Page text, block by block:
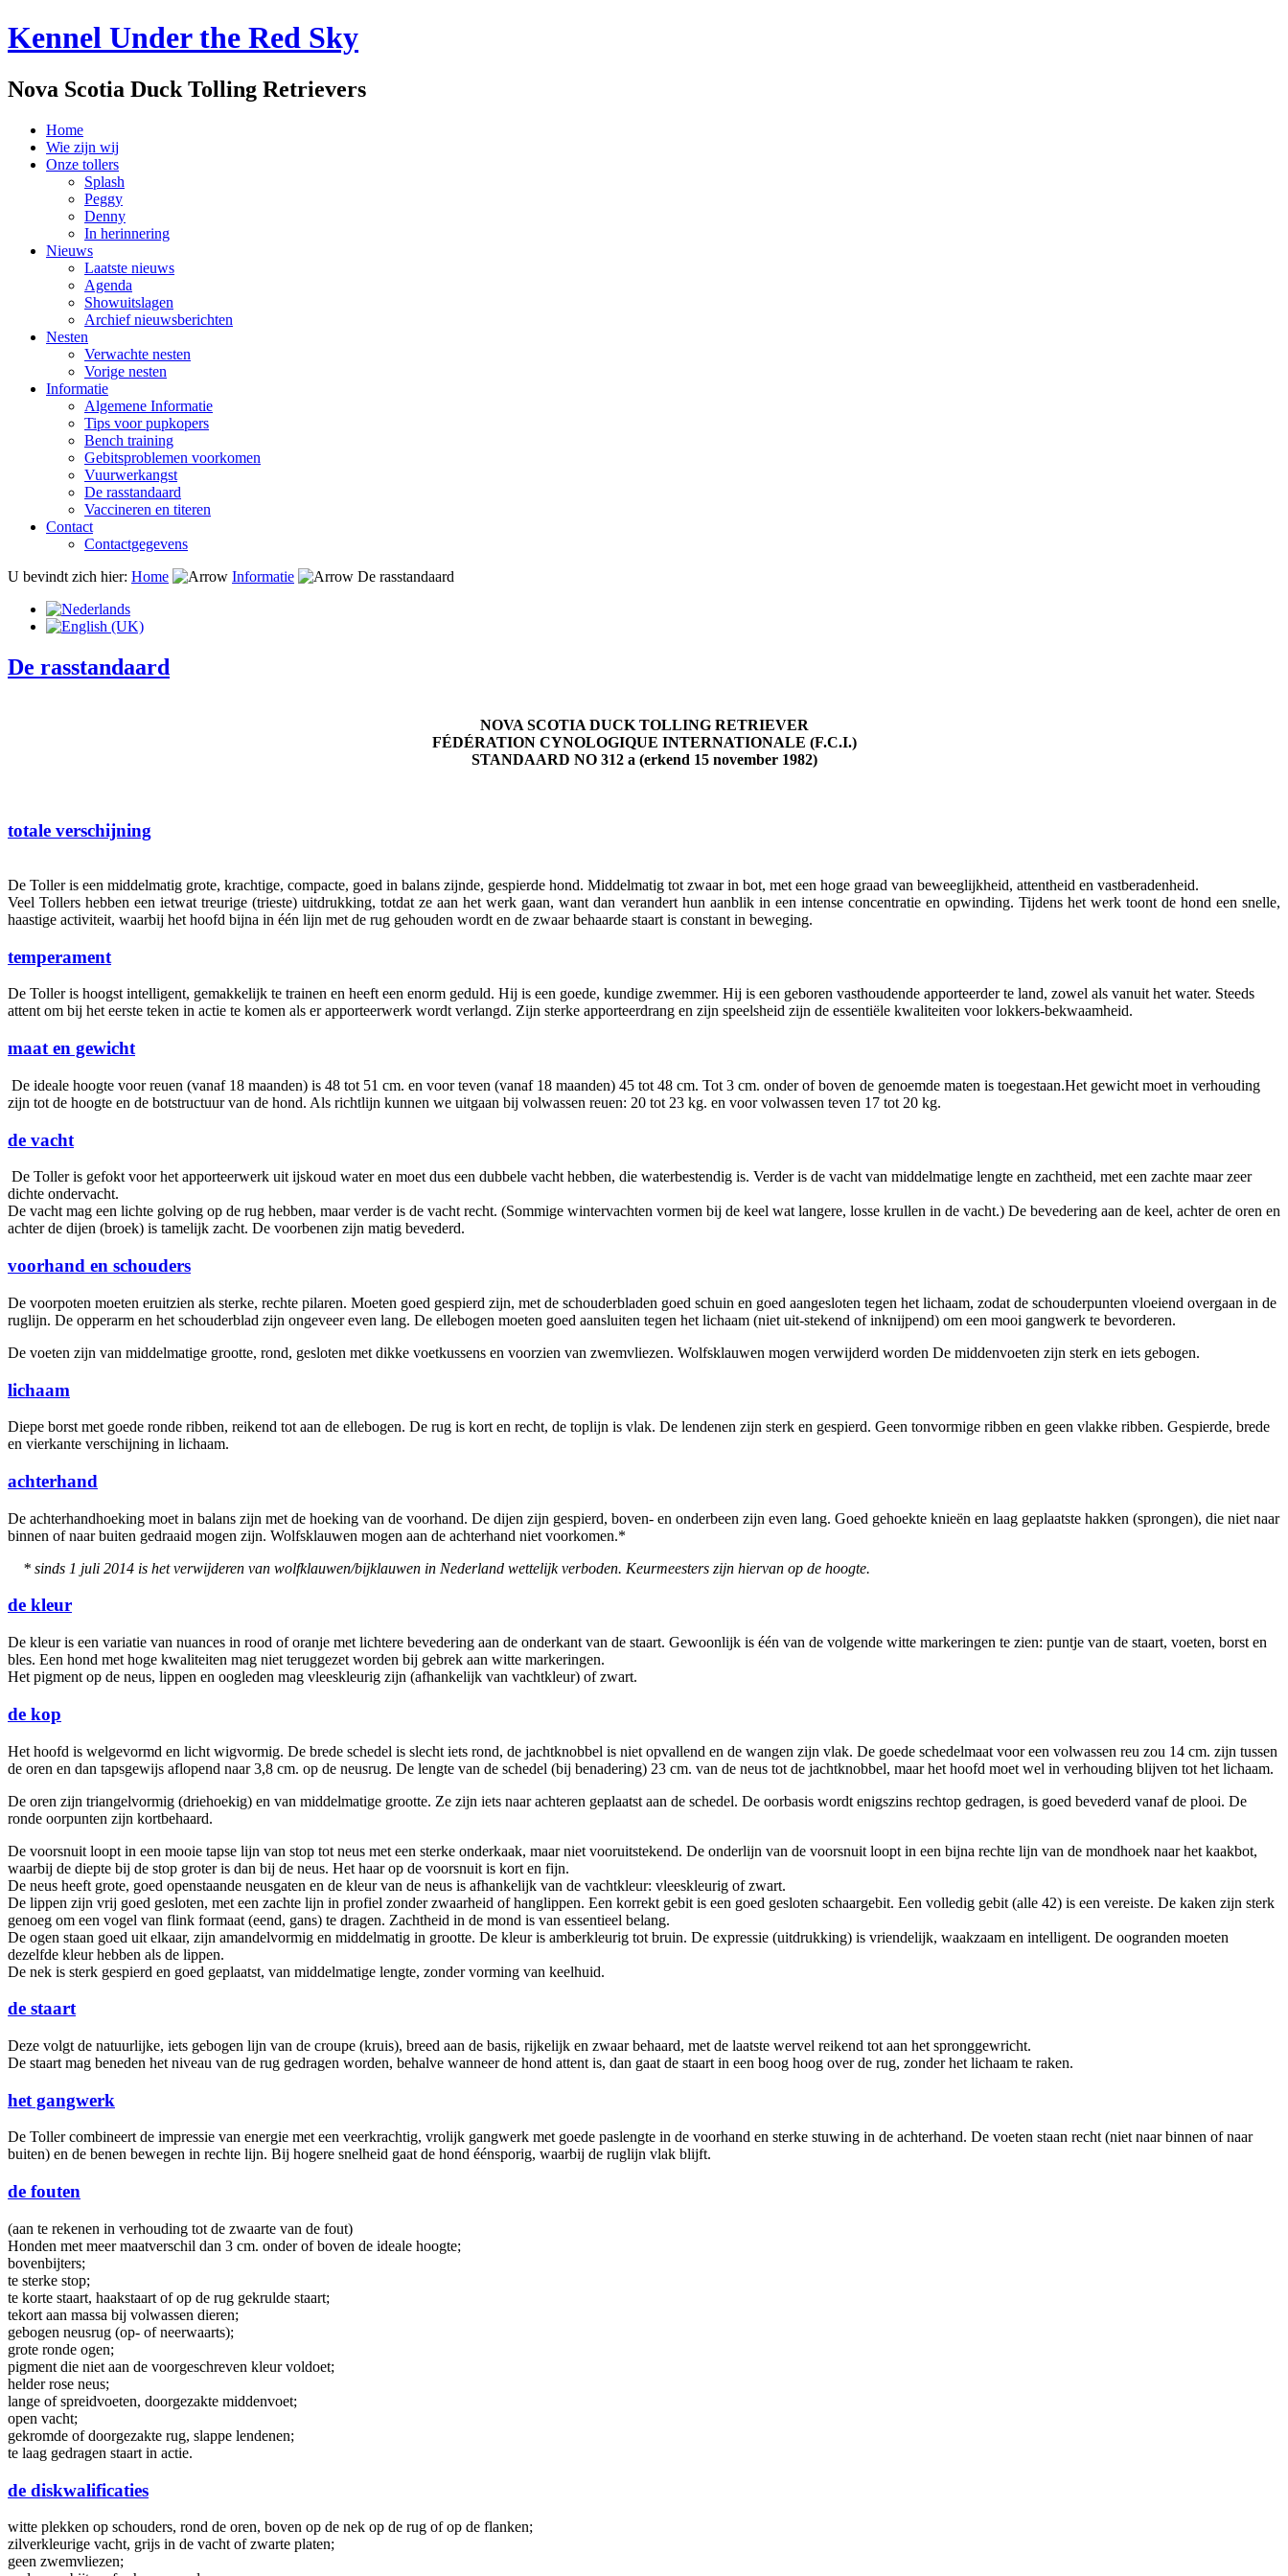
Kennel Under the Red Sky
Nova Scotia Duck Tolling Retrievers
Home
Wie zijn wij
Onze tollers
Splash
Peggy
Denny
In herinnering
Nieuws
Laatste nieuws
Agenda
Showuitslagen
Archief nieuwsberichten
Nesten
Verwachte nesten
Vorige nesten
Informatie
Algemene Informatie
Tips voor pupkopers
Bench training
Gebitsproblemen voorkomen
Vuurwerkangst
De rasstandaard
Vaccineren en titeren
Contact
Contactgegevens
U bevindt zich hier: Home Informatie De rasstandaard
De rasstandaard
NOVA SCOTIA DUCK TOLLING RETRIEVER
FÉDÉRATION CYNOLOGIQUE INTERNATIONALE (F.C.I.)
STANDAARD NO 312 a (erkend 15 november 1982)
totale verschijning
De Toller is een middelmatig grote, krachtige, compacte, goed in balans zijnde, gespierde hond. Middelmatig tot zwaar in bot, met een hoge graad van beweeglijkheid, attentheid en vastberadenheid.
Veel Tollers hebben een ietwat treurige (trieste) uitdrukking, totdat ze aan het werk gaan, want dan verandert hun aanblik in een intense concentratie en opwinding. Tijdens het werk toont de hond een snelle,
haastige activiteit, waarbij het hoofd bijna in één lijn met de rug gehouden wordt en de zwaar behaarde staart is constant in beweging.
temperament
De Toller is hoogst intelligent, gemakkelijk te trainen en heeft een enorm geduld. Hij is een goede, kundige zwemmer. Hij is een geboren vasthoudende apporteerder te land, zowel als vanuit het water. Steeds
attent om bij het eerste teken in actie te komen als er apporteerwerk wordt verlangd. Zijn sterke apporteerdrang en zijn speelsheid zijn de essentiële kwaliteiten voor lokkers-bekwaamheid.
maat en gewicht
De ideale hoogte voor reuen (vanaf 18 maanden) is 48 tot 51 cm. en voor teven (vanaf 18 maanden) 45 tot 48 cm. Tot 3 cm. onder of boven de genoemde maten is toegestaan.Het gewicht moet in verhouding
zijn tot de hoogte en de botstructuur van de hond. Als richtlijn kunnen we uitgaan bij volwassen reuen: 20 tot 23 kg. en voor volwassen teven 17 tot 20 kg.
de vacht
De Toller is gefokt voor het apporteerwerk uit ijskoud water en moet dus een dubbele vacht hebben, die waterbestendig is. Verder is de vacht van middelmatige lengte en zachtheid, met een zachte maar zeer
dichte ondervacht.
De vacht mag een lichte golving op de rug hebben, maar verder is de vacht recht. (Sommige wintervachten vormen bij de keel wat langere, losse krullen in de vacht.) De bevedering aan de keel, achter de oren en
achter de dijen (broek) is tamelijk zacht. De voorbenen zijn matig bevederd.
voorhand en schouders
De voorpoten moeten eruitzien als sterke, rechte pilaren. Moeten goed gespierd zijn, met de schouderbladen goed schuin en goed aangesloten tegen het lichaam, zodat de schouderpunten vloeiend overgaan in de
ruglijn. De opperarm en het schouderblad zijn ongeveer even lang. De ellebogen moeten goed aansluiten tegen het lichaam (niet uit-stekend of inknijpend) om een mooi gangwerk te bevorderen.
De voeten zijn van middelmatige grootte, rond, gesloten met dikke voetkussens en voorzien van zwemvliezen. Wolfsklauwen mogen verwijderd worden De middenvoeten zijn sterk en iets gebogen.
lichaam
Diepe borst met goede ronde ribben, reikend tot aan de ellebogen. De rug is kort en recht, de toplijn is vlak. De lendenen zijn sterk en gespierd. Geen tonvormige ribben en geen vlakke ribben. Gespierde, brede
en vierkante verschijning in lichaam.
achterhand
De achterhandhoeking moet in balans zijn met de hoeking van de voorhand. De dijen zijn gespierd, boven- en onderbeen zijn even lang. Goed gehoekte knieën en laag geplaatste hakken (sprongen), die niet naar
binnen of naar buiten gedraaid mogen zijn. Wolfsklauwen mogen aan de achterhand niet voorkomen.*
* sinds 1 juli 2014 is het verwijderen van wolfklauwen/bijklauwen in Nederland wettelijk verboden. Keurmeesters zijn hiervan op de hoogte.
de kleur
De kleur is een variatie van nuances in rood of oranje met lichtere bevedering aan de onderkant van de staart. Gewoonlijk is één van de volgende witte markeringen te zien: puntje van de staart, voeten, borst en
bles. Een hond met hoge kwaliteiten mag niet teruggezet worden bij gebrek aan witte markeringen.
Het pigment op de neus, lippen en oogleden mag vleeskleurig zijn (afhankelijk van vachtkleur) of zwart.
de kop
Het hoofd is welgevormd en licht wigvormig. De brede schedel is slecht iets rond, de jachtknobbel is niet opvallend en de wangen zijn vlak. De goede schedelmaat voor een volwassen reu zou 14 cm. zijn tussen
de oren en dan tapsgewijs aflopend naar 3,8 cm. op de neusrug. De lengte van de schedel (bij benadering) 23 cm. van de neus tot de jachtknobbel, maar het hoofd moet wel in verhouding blijven tot het lichaam.
De oren zijn triangelvormig (driehoekig) en van middelmatige grootte. Ze zijn iets naar achteren geplaatst aan de schedel. De oorbasis wordt enigszins rechtop gedragen, is goed bevederd vanaf de plooi. De
ronde oorpunten zijn kortbehaard.
De voorsnuit loopt in een mooie tapse lijn van stop tot neus met een sterke onderkaak, maar niet vooruitstekend. De onderlijn van de voorsnuit loopt in een bijna rechte lijn van de mondhoek naar het kaakbot,
waarbij de diepte bij de stop groter is dan bij de neus. Het haar op de voorsnuit is kort en fijn.
De neus heeft grote, goed openstaande neusgaten en de kleur van de neus is afhankelijk van de vachtkleur: vleeskleurig of zwart.
De lippen zijn vrij goed gesloten, met een zachte lijn in profiel zonder zwaarheid of hanglippen. Een korrekt gebit is een goed gesloten schaargebit. Een volledig gebit (alle 42) is een vereiste. De kaken zijn sterk
genoeg om een vogel van flink formaat (eend, gans) te dragen. Zachtheid in de mond is van essentieel belang.
De ogen staan goed uit elkaar, zijn amandelvormig en middelmatig in grootte. De kleur is amberkleurig tot bruin. De expressie (uitdrukking) is vriendelijk, waakzaam en intelligent. De oogranden moeten
dezelfde kleur hebben als de lippen.
De nek is sterk gespierd en goed geplaatst, van middelmatige lengte, zonder vorming van keelhuid.
de staart
Deze volgt de natuurlijke, iets gebogen lijn van de croupe (kruis), breed aan de basis, rijkelijk en zwaar behaard, met de laatste wervel reikend tot aan het spronggewricht.
De staart mag beneden het niveau van de rug gedragen worden, behalve wanneer de hond attent is, dan gaat de staart in een boog hoog over de rug, zonder het lichaam te raken.
het gangwerk
De Toller combineert de impressie van energie met een veerkrachtig, vrolijk gangwerk met goede paslengte in de voorhand en sterke stuwing in de achterhand. De voeten staan recht (niet naar binnen of naar
buiten) en de benen bewegen in rechte lijn. Bij hogere snelheid gaat de hond éénsporig, waarbij de ruglijn vlak blijft.
de fouten
(aan te rekenen in verhouding tot de zwaarte van de fout)
Honden met meer maatverschil dan 3 cm. onder of boven de ideale hoogte;
bovenbijters;
te sterke stop;
te korte staart, haakstaart of op de rug gekrulde staart;
tekort aan massa bij volwassen dieren;
gebogen neusrug (op- of neerwaarts);
grote ronde ogen;
pigment die niet aan de voorgeschreven kleur voldoet;
helder rose neus;
lange of spreidvoeten, doorgezakte middenvoet;
open vacht;
gekromde of doorgezakte rug, slappe lendenen;
te laag gedragen staart in actie.
de diskwalificaties
witte plekken op schouders, rond de oren, boven op de nek op de rug of op de flanken;
zilverkleurige vacht, grijs in de vacht of zwarte platen;
geen zwemvliezen;